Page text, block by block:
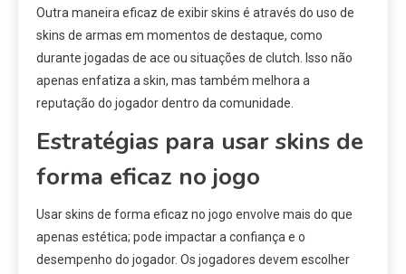
Outra maneira eficaz de exibir skins é através do uso de
skins de armas em momentos de destaque, como
durante jogadas de ace ou situações de clutch. Isso não
apenas enfatiza a skin, mas também melhora a
reputação do jogador dentro da comunidade.
Estratégias para usar skins de
forma eficaz no jogo
Usar skins de forma eficaz no jogo envolve mais do que
apenas estética; pode impactar a confiança e o
desempenho do jogador. Os jogadores devem escolher